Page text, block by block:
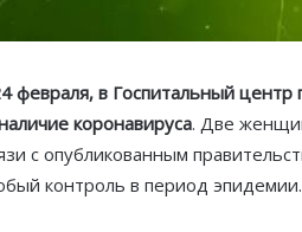
февраля, в Госпитальный центр
коронавируса. Две
с опубликованным
контроль в период эпидемии.